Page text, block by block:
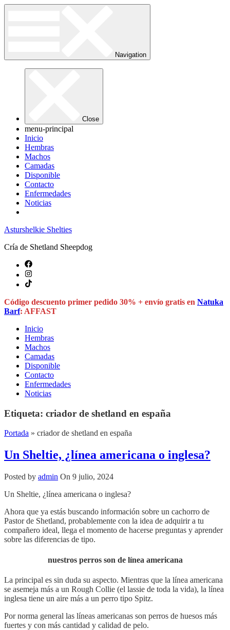
Navigation
Close
menu-principal
Inicio
Hembras
Machos
Camadas
Disponible
Contacto
Enfermedades
Noticias
Asturshelkie Shelties
Cría de Shetland Sheepdog
Código descuento primer pedido 30% + envío gratis en Natuka
Barf: AFFAST
Inicio
Hembras
Machos
Camadas
Disponible
Contacto
Enfermedades
Noticias
Etiqueta: criador de shetland en españa
Portada » criador de shetland en españa
Un Sheltie, ¿línea americana o inglesa?
Posted by admin On 9 julio, 2024
Un Sheltie, ¿línea americana o inglesa?
Ahora que ya estás buscando información sobre un cachorro de
Pastor de Shetland, probablemente con la idea de adquirir a tu
compañero ideal, llega el momento de hacerse preguntas y aprender
sobre las diferencias de tipo.
nuestros perros son de línea americana
La principal es sin duda su aspecto. Mientras que la línea americana
se asemeja más a un Rough Collie (el lassie de toda la vida), la línea
inglesa tiene un aire más a un perro tipo Spitz.
Por norma general las líneas americanas son perros de huesos más
fuertes y con más cantidad y calidad de pelo.